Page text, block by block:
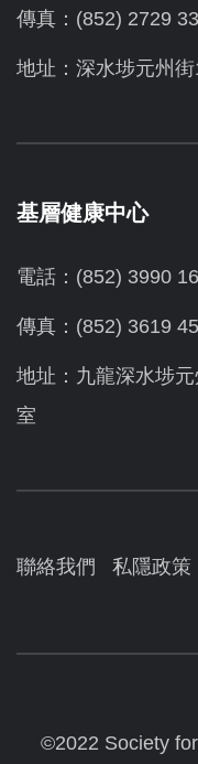
傳真：(852) 2729
地址：深水埗元州
基層健康中心
電話：(852) 3990
傳真：(852) 3619
地址：九龍深水埗
室
聯絡我們 私隱政策
©2022 Society